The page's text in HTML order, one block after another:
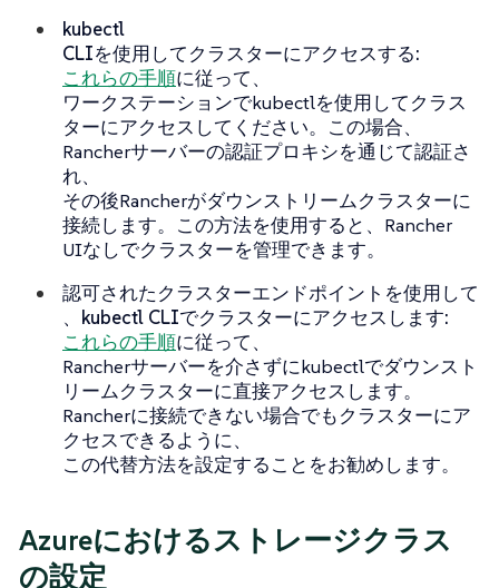
kubectl
CLIを使用してクラスターにアクセスする:
これらの手順に従って、
ワークステーションでkubectlを使用してクラス
ターにアクセスしてください。この場合、
Rancherサーバーの認証プロキシを通じて認証さ
れ、
その後Rancherがダウンストリームクラスターに
接続します。この方法を使用すると、Rancher
UIなしでクラスターを管理できます。
認可されたクラスターエンドポイントを使用して
、kubectl CLIでクラスターにアクセスします:
これらの手順に従って、
Rancherサーバーを介さずにkubectlでダウンスト
リームクラスターに直接アクセスします。
Rancherに接続できない場合でもクラスターにア
クセスできるように、
この代替方法を設定することをお勧めします。
Azureにおけるストレージクラス
の設定